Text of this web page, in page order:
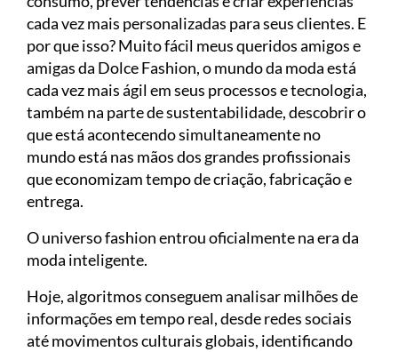
cada vez mais personalizadas para seus clientes. E
por que isso? Muito fácil meus queridos amigos e
amigas da Dolce Fashion, o mundo da moda está
cada vez mais ágil em seus processos e tecnologia,
também na parte de sustentabilidade, descobrir o
que está acontecendo simultaneamente no
mundo está nas mãos dos grandes profissionais
que economizam tempo de criação, fabricação e
entrega.
O universo fashion entrou oficialmente na era da
moda inteligente.
Hoje, algoritmos conseguem analisar milhões de
informações em tempo real, desde redes sociais
até movimentos culturais globais, identificando